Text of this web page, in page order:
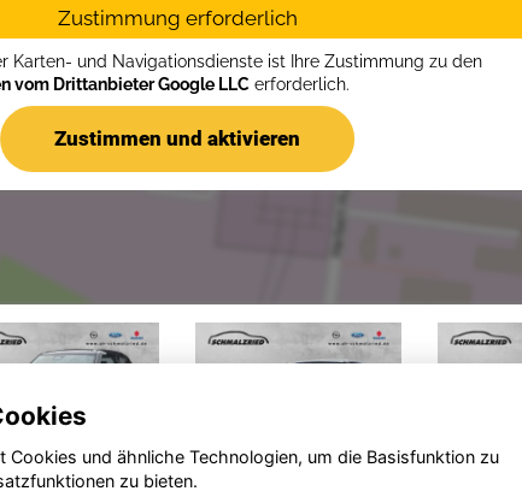
Zustimmung erforderlich
Karten- und Navigationsdienste ist Ihre Zustimmung zu den
vom Drittanbieter Google LLC erforderlich.
Zustimmen und aktivieren
Cookies und ähnliche Technologien, um die Basisfunktion zu
zu bieten.